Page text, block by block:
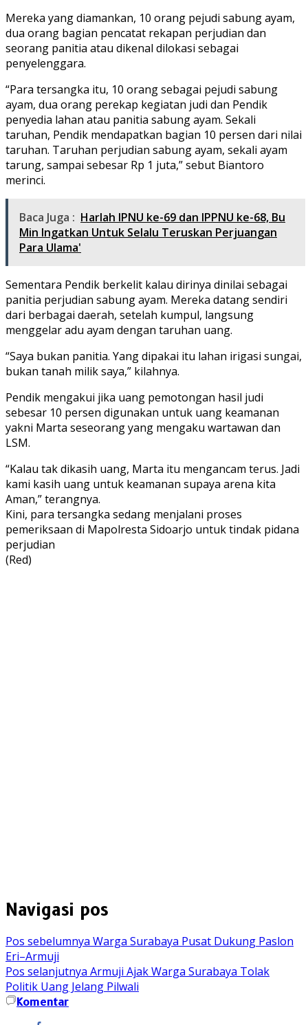
Mereka yang diamankan, 10 orang pejudi sabung ayam,
dua orang bagian pencatat rekapan perjudian dan
seorang panitia atau dikenal dilokasi sebagai
penyelenggara.
“Para tersangka itu, 10 orang sebagai pejudi sabung
ayam, dua orang perekap kegiatan judi dan Pendik
penyedia lahan atau panitia sabung ayam. Sekali
taruhan, Pendik mendapatkan bagian 10 persen dari nilai
taruhan. Taruhan perjudian sabung ayam, sekali ayam
tarung, sampai sebesar Rp 1 juta,” sebut Biantoro
merinci.
Baca Juga : Harlah IPNU ke-69 dan IPPNU ke-68, Bu
Min Ingatkan Untuk Selalu Teruskan Perjuangan
Para Ulama'
Sementara Pendik berkelit kalau dirinya dinilai sebagai
panitia perjudian sabung ayam. Mereka datang sendiri
dari berbagai daerah, setelah kumpul, langsung
menggelar adu ayam dengan taruhan uang.
“Saya bukan panitia. Yang dipakai itu lahan irigasi sungai,
bukan tanah milik saya,” kilahnya.
Pendik mengakui jika uang pemotongan hasil judi
sebesar 10 persen digunakan untuk uang keamanan
yakni Marta seseorang yang mengaku wartawan dan
LSM.
“Kalau tak dikasih uang, Marta itu mengancam terus. Jadi
kami kasih uang untuk keamanan supaya arena kita
Aman,” terangnya.
Kini, para tersangka sedang menjalani proses
pemeriksaan di Mapolresta Sidoarjo untuk tindak pidana
perjudian
(Red)
Navigasi pos
Pos sebelumnya Warga Surabaya Pusat Dukung Paslon
Eri–Armuji
Pos selanjutnya Armuji Ajak Warga Surabaya Tolak
Politik Uang Jelang Pilwali
Komentar